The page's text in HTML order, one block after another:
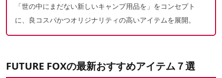
「世の中にまだない新しいキャンプ用品を」をコンセプト
に、良コスパかつオリジナリティの高いアイテムを展開。
FUTURE FOXの最新おすすめアイテム７選